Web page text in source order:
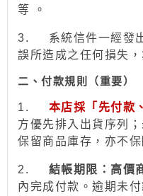
等 。
3.
系統信件一經發
誤所造成之任何損失，
二、付款規則（重要）
1. 本店採「先付款
方優先排入出貨序列
保留商品庫存，亦不保
2. 結帳期限： 高價
內完成付款。逾期未